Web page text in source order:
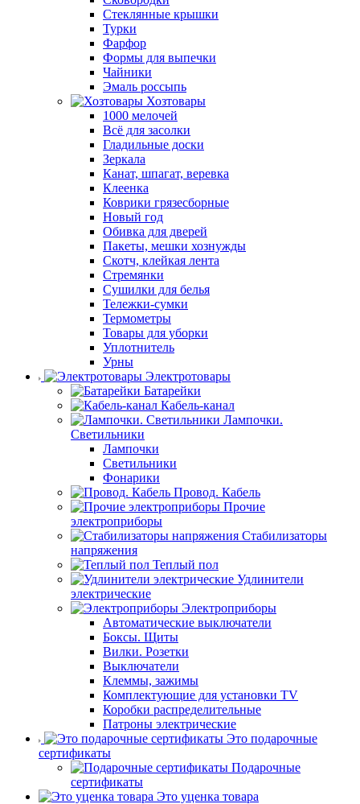
Стеклянные крышки
Турки
Фарфор
Формы для выпечки
Чайники
Эмаль россыпь
Хозтовары
1000 мелочей
Всё для засолки
Гладильные доски
Зеркала
Канат, шпагат, веревка
Клеенка
Коврики грязесборные
Новый год
Обивка для дверей
Пакеты, мешки хознужды
Скотч, клейкая лента
Стремянки
Сушилки для белья
Тележки-сумки
Термометры
Товары для уборки
Уплотнитель
Урны
Электротовары
Батарейки
Кабель-канал
Лампочки.
Светильники
Лампочки
Светильники
Фонарики
Провод. Кабель
Прочие
электроприборы
Стабилизаторы
напряжения
Теплый пол
Удлинители
электрические
Электроприборы
Автоматические выключатели
Боксы. Щиты
Вилки. Розетки
Выключатели
Клеммы, зажимы
Комплектующие для установки TV
Коробки распределительные
Патроны электрические
Это подарочные
сертификаты
Подарочные
сертификаты
Это уценка товара